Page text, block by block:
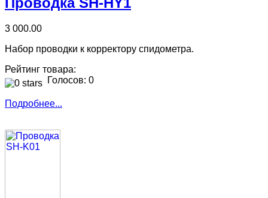
3 000.00
Набор проводки к корректору спидометра.
Рейтинг товара:
Голосов: 0
Подробнее...